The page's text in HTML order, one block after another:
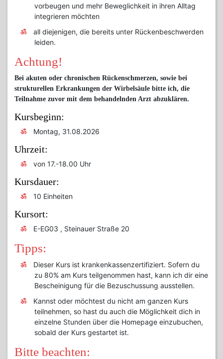
vorbeugen und mehr Beweglichkeit in ihren Alltag
integrieren möchten
all diejenigen, die bereits unter Rückenbeschwerden
leiden.
Achtung!
Bei akuten oder chronischen Rückenschmerzen, sowie bei
strukturellen Erkrankungen der Wirbelsäule bitte ich, die
Teilnahme zuvor mit dem behandelnden Arzt abzuklären.
Kursbeginn:
Montag, 31.08.2026
Uhrzeit:
von 17.-18.00 Uhr
Kursdauer:
10 Einheiten
Kursort:
E-EG03 , Steinauer Straße 20
Tipps:
Dieser Kurs ist krankenkassenzertifiziert. Sofern du
zu 80% am Kurs teilgenommen hast, kann ich dir eine
Bescheinigung für die Bezuschussung ausstellen.
Kannst oder möchtest du nicht am ganzen Kurs
teilnehmen, so hast du auch die Möglichkeit dich in
einzelne Stunden über die Homepage einzubuchen,
sobald der Kurs gestartet ist.
Bitte beachten: